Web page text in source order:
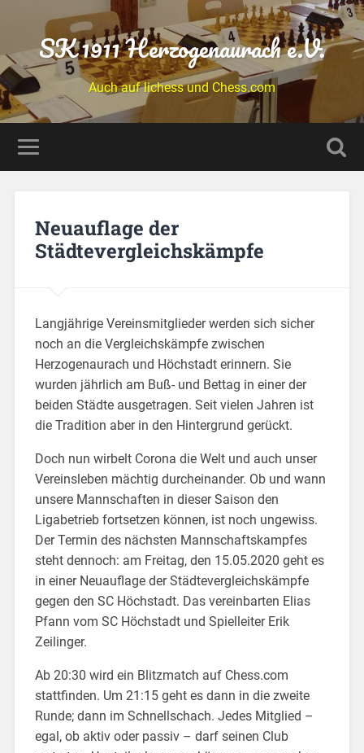
SK 1911 Herzogenaurach e.V.
Auch auf lichess und Chess.com
Neuauflage der
Städtevergleichskämpfe
Langjährige Vereinsmitglieder werden sich sicher
noch an die Vergleichskämpfe zwischen
Herzogenaurach und Höchstadt erinnern. Sie
wurden jährlich am Buß- und Bettag in einer der
beiden Städte ausgetragen. Seit vielen Jahren ist
die Tradition aber in den Hintergrund gerückt.
Doch nun wirbelt Corona die Welt und auch unser
Vereinsleben mächtig durcheinander. Ob und wann
unsere Mannschaften in dieser Saison den
Ligabetrieb fortsetzen können, ist noch ungewiss.
Der Termin des nächsten Mannschaftskampfes
steht dennoch: am Freitag, den 15.05.2020 geht es
in einer Neuauflage der Städtevergleichskämpfe
gegen den SC Höchstadt. Das vereinbarten Elias
Pfann vom SC Höchstadt und Spielleiter Erik
Zeilinger.
Ab 20:30 wird ein Blitzmatch auf Chess.com
stattfinden. Um 21:15 geht es dann in die zweite
Runde; dann im Schnellschach. Jedes Mitglied –
egal, ob aktiv oder passiv – darf seinen Club